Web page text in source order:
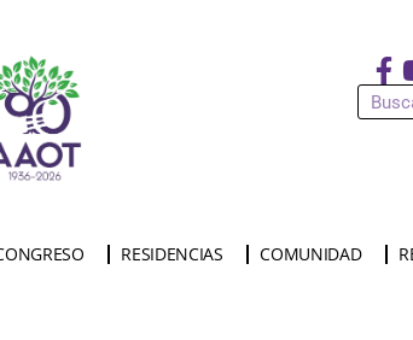
RESIDENCIAS COMUNIDAD